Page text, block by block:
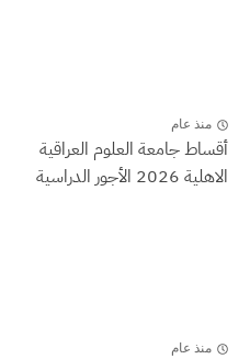
منذ عام
أقساط جامعة العلوم العراقية
الاهلية 2026 الأجور الدراسية
منذ عام